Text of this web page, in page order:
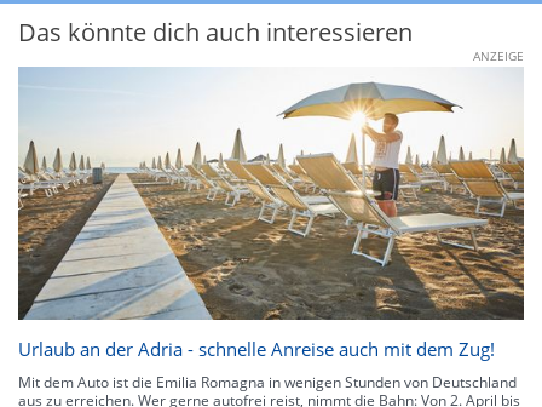
Das könnte dich auch interessieren
ANZEIGE
Urlaub an der Adria - schnelle Anreise auch mit dem Zug!
Mit dem Auto ist die Emilia Romagna in wenigen Stunden von Deutschland
aus zu erreichen. Wer gerne autofrei reist, nimmt die Bahn: Von 2. April bis